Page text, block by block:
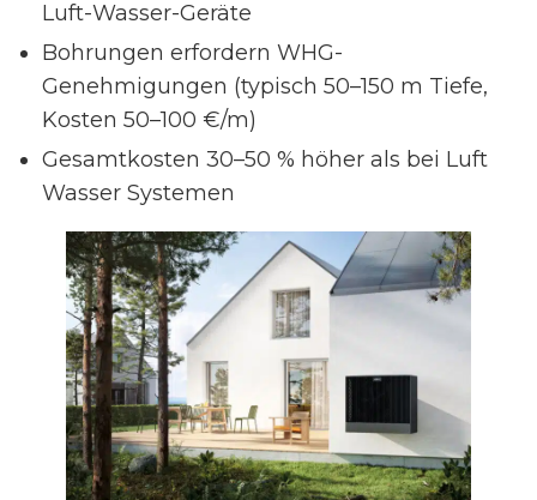
Luft-Wasser-Geräte
Bohrungen erfordern WHG-
Genehmigungen (typisch 50–150 m Tiefe,
Kosten 50–100 €/m)
Gesamtkosten 30–50 % höher als bei Luft
Wasser Systemen